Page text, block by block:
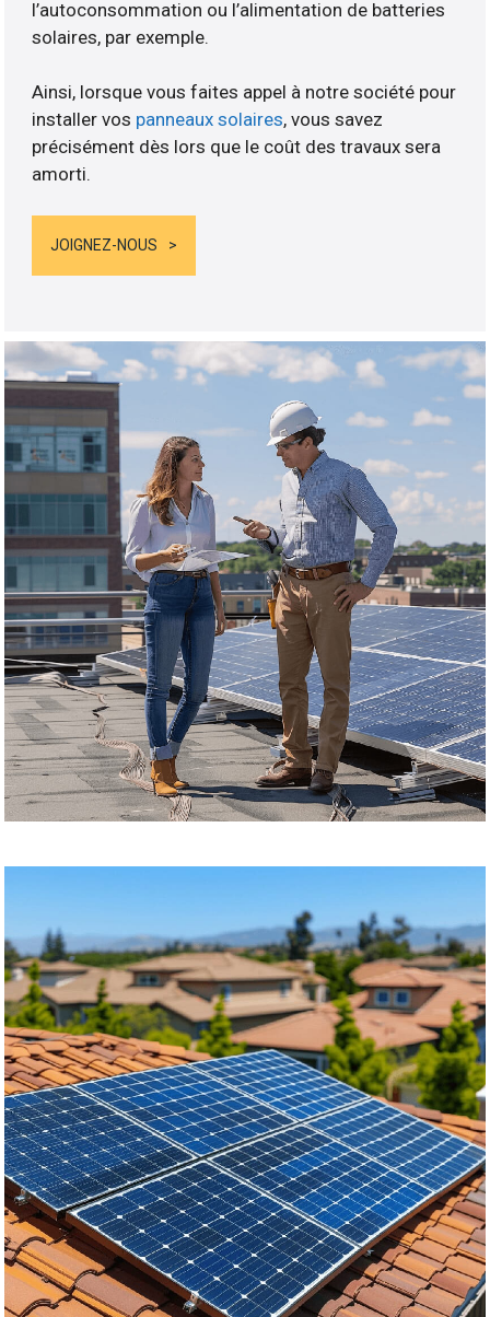
l’autoconsommation ou l’alimentation de batteries
solaires, par exemple.
Ainsi, lorsque vous faites appel à notre société pour
installer vos panneaux solaires, vous savez
précisément dès lors que le coût des travaux sera
amorti.
JOIGNEZ-NOUS